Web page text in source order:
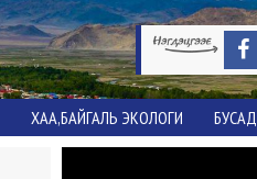
ХАА,БАЙГАЛЬ ЭКОЛОГИ БУСАД